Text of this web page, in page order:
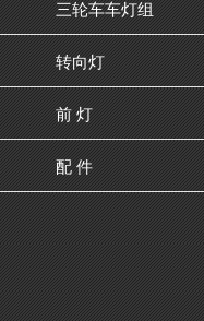
三轮车车灯组
转向灯
前 灯
配 件